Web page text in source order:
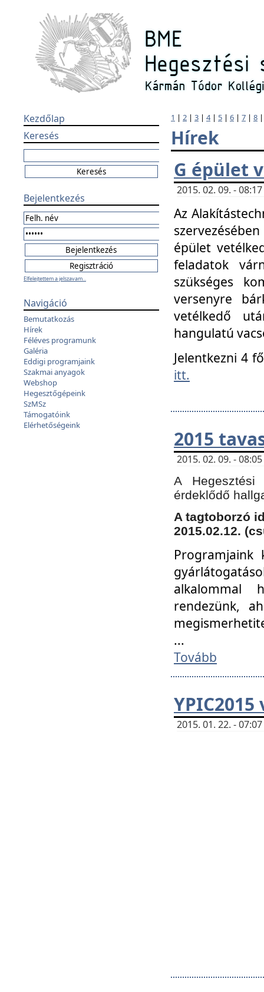
Kezdőlap
Keresés
Bejelentkezés
Elfelejtettem a jelszavam...
Navigáció
Bemutatkozás
Hírek
Féléves programunk
Galéria
Eddigi programjaink
Szakmai anyagok
Webshop
Hegesztőgépeink
SzMSz
Támogatóink
Elérhetőségeink
1 | 2 | 3 | 4| 5 | 6 | 7 | 8
Hírek
G épület
2015. 02. 09. -
Az
épület
feladatok
szükséges
versenyre
vetélkedő
hangulatú
Jelentkezni 4
itt.
2015
2015. 02. 09. -
A
érdeklődő
A tagtoborzó
2015.02.12.
Programjaink
alkalommal
rendezünk,
...
Tovább
YPIC2015
2015. 01. 22. -